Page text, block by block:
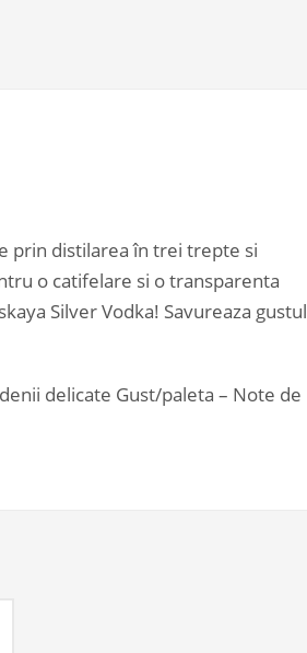
prin distilarea în trei trepte si
o catifelare si o transparenta
Silver Vodka! Savureaza gustul
delicate Gust/paleta – Note de